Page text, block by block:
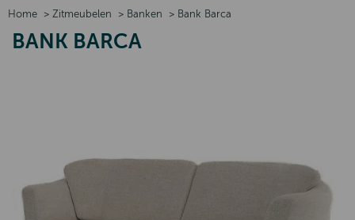
Home > Zitmeubelen > Banken > Bank Barca
BANK BARCA